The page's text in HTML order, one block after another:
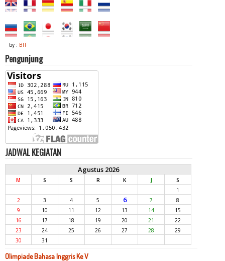
by : BTF
Pengunjung
JADWAL KEGIATAN
Agustus 2026
M S S R K J
S
1
2
3 4 5 6 7
8
9
10 11 12 13 14
15
16
17 18 19 20 21
22
23
24 25 26 27 28
29
30
31
Olimpiade Bahasa Inggris Ke V